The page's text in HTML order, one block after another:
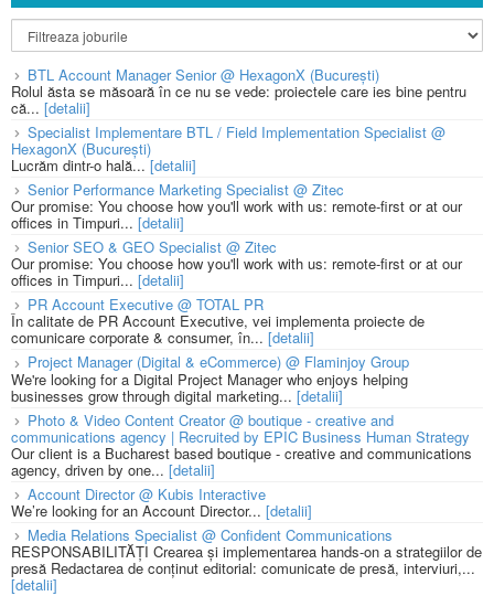
BTL Account Manager Senior @ HexagonX (București)
Rolul ăsta se măsoară în ce nu se vede: proiectele care ies bine pentru
că... [detalii]
Specialist Implementare BTL / Field Implementation Specialist @
HexagonX (București)
Lucrăm dintr-o hală... [detalii]
Senior Performance Marketing Specialist @ Zitec
Our promise: You choose how you'll work with us: remote-first or at our
offices in Timpuri... [detalii]
Senior SEO & GEO Specialist @ Zitec
Our promise: You choose how you'll work with us: remote-first or at our
offices in Timpuri... [detalii]
PR Account Executive @ TOTAL PR
În calitate de PR Account Executive, vei implementa proiecte de
comunicare corporate & consumer, în... [detalii]
Project Manager (Digital & eCommerce) @ Flaminjoy Group
We're looking for a Digital Project Manager who enjoys helping
businesses grow through digital marketing... [detalii]
Photo & Video Content Creator @ boutique - creative and
communications agency | Recruited by EPIC Business Human Strategy
Our client is a Bucharest based boutique - creative and communications
agency, driven by one... [detalii]
Account Director @ Kubis Interactive
We’re looking for an Account Director... [detalii]
Media Relations Specialist @ Confident Communications
RESPONSABILITĂȚI Crearea și implementarea hands-on a strategiilor de
presă Redactarea de conținut editorial: comunicate de presă, interviuri,...
[detalii]